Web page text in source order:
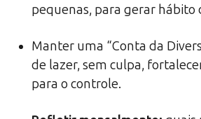
pequenas, para gerar hábito
Manter uma “Conta da
de lazer, sem culpa,
para o controle.